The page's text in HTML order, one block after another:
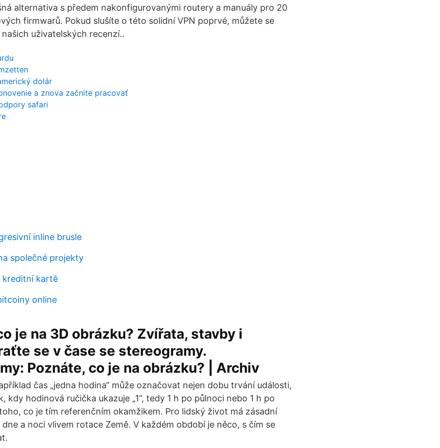
alternativa s předem nakonfigurovanými routery a manuály pro 20
firmwarů. Pokud slušíte o této solidní VPN poprvé, můžete se
uživatelských recenzí..
dolár
a znova začnite pracovať
safari
inline brusle
společné projekty
kreditní kartě
online
je na 3D obrázku? Zvířata, stavby i
se v čase se stereogramy.
Poznáte, co je na obrázku? | Archiv
čas „jedna hodina“ může označovat nejen dobu trvání události,
kdy hodinová ručička ukazuje „1“, tedy 1 h po půlnoci nebo 1 h po
co je tím referenčním okamžikem. Pro lidský život má zásadní
a noci vlivem rotace Země. V každém období je něco, s čím se